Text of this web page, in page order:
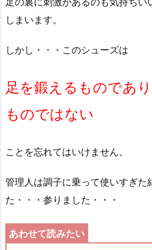
しまいます。
しかし・・・このシューズは
足を鍛えるものであ
ものではない
ことを忘れてはいけません。
管理人は調子に乗って使いすぎた
た・・・参りました・・・